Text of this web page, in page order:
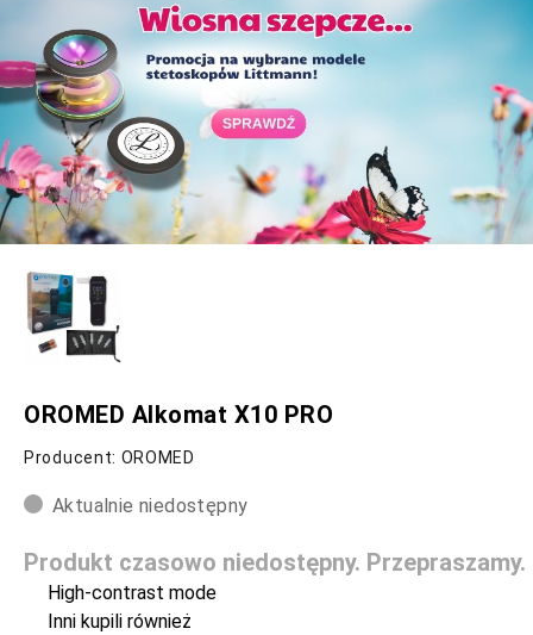
OROMED Alkomat X10 PRO
Producent: OROMED
Aktualnie niedostępny
Produkt czasowo niedostępny. Przepraszamy.
High-contrast mode
Inni kupili również